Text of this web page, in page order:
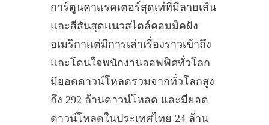
การ์ตูนคาเเรคเตอร์สุดเท่ที่มีลายเส้น
และสีสันสุดเเนวสไตล์คอมมิคฝั่ง
อเมริกาเเต่มีการเล่าเรื่องราวเข้าถึง
และโดนใจพนักงานออฟฟิศทั่วโลก
มียอดดาวน์โหลดรวมจากทั่วโลกสูง
ถึง 292 ล้านดาวน์โหลด และมียอด
ดาวน์โหลดในประเทศไทย 24 ล้าน